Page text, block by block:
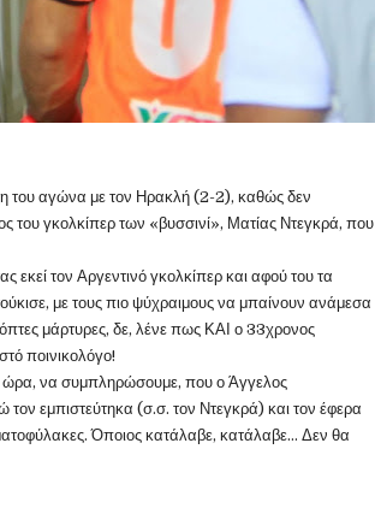
του αγώνα με τον Ηρακλή (2-2), καθώς δεν
του γκολκίπερ των «βυσσινί», Ματίας Ντεγκρά, που
τον Αργεντινό γκολκίπερ και αφού του τα
με τους πιο ψύχραιμους να μπαίνουν ανάμεσα
μάρτυρες, δε, λένε πως ΚΑΙ ο 33χρονος
ποινικολόγο!
ώρα, να συμπληρώσουμε, που ο Άγγελος
εμπιστεύτηκα (σ.σ. τον Ντεγκρά) και τον έφερα
Όποιος κατάλαβε, κατάλαβε… Δεν θα